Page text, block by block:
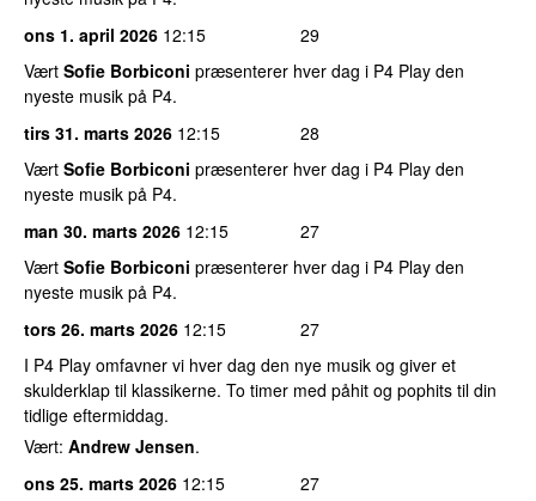
ons 1. april 2026 12:15
29
Vært Sofie Borbiconi præsenterer hver dag i P4 Play den
nyeste musik på P4.
tirs 31. marts 2026 12:15
28
Vært Sofie Borbiconi præsenterer hver dag i P4 Play den
nyeste musik på P4.
man 30. marts 2026 12:15
27
Vært Sofie Borbiconi præsenterer hver dag i P4 Play den
nyeste musik på P4.
tors 26. marts 2026 12:15
27
I P4 Play omfavner vi hver dag den nye musik og giver et
skulderklap til klassikerne. To timer med påhit og pophits til din
tidlige eftermiddag.
Vært: Andrew Jensen.
ons 25. marts 2026 12:15
27